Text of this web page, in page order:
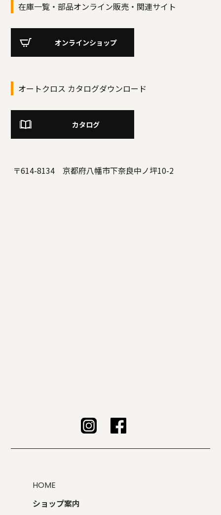
在庫一覧・部品オンライン販売・関連サイト
オンラインショップ
オートクロス カタログダウンロード
カタログ
〒614-8134 京都府八幡市下奈良中ノ坪10-2
HOME
ショップ案内